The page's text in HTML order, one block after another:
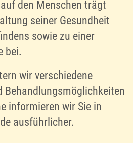
den Menschen trägt
seiner Gesundheit
sowie zu einer
bei.
wir verschiedene
Behandlungsmöglichkeiten
informieren wir Sie in
ausführlicher.